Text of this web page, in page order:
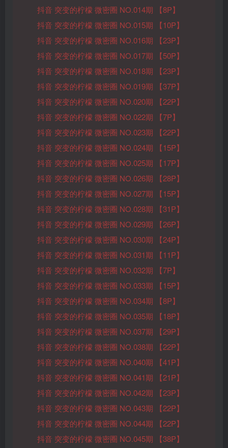
抖音 突变的柠檬 微密圈 NO.014期 【8P】
抖音 突变的柠檬 微密圈 NO.015期 【10P】
抖音 突变的柠檬 微密圈 NO.016期 【23P】
抖音 突变的柠檬 微密圈 NO.017期 【50P】
抖音 突变的柠檬 微密圈 NO.018期 【23P】
抖音 突变的柠檬 微密圈 NO.019期 【37P】
抖音 突变的柠檬 微密圈 NO.020期 【22P】
抖音 突变的柠檬 微密圈 NO.022期 【7P】
抖音 突变的柠檬 微密圈 NO.023期 【22P】
抖音 突变的柠檬 微密圈 NO.024期 【15P】
抖音 突变的柠檬 微密圈 NO.025期 【17P】
抖音 突变的柠檬 微密圈 NO.026期 【28P】
抖音 突变的柠檬 微密圈 NO.027期 【15P】
抖音 突变的柠檬 微密圈 NO.028期 【31P】
抖音 突变的柠檬 微密圈 NO.029期 【26P】
抖音 突变的柠檬 微密圈 NO.030期 【24P】
抖音 突变的柠檬 微密圈 NO.031期 【11P】
抖音 突变的柠檬 微密圈 NO.032期 【7P】
抖音 突变的柠檬 微密圈 NO.033期 【15P】
抖音 突变的柠檬 微密圈 NO.034期 【8P】
抖音 突变的柠檬 微密圈 NO.035期 【18P】
抖音 突变的柠檬 微密圈 NO.037期 【29P】
抖音 突变的柠檬 微密圈 NO.038期 【22P】
抖音 突变的柠檬 微密圈 NO.040期 【41P】
抖音 突变的柠檬 微密圈 NO.041期 【21P】
抖音 突变的柠檬 微密圈 NO.042期 【23P】
抖音 突变的柠檬 微密圈 NO.043期 【22P】
抖音 突变的柠檬 微密圈 NO.044期 【22P】
抖音 突变的柠檬 微密圈 NO.045期 【38P】